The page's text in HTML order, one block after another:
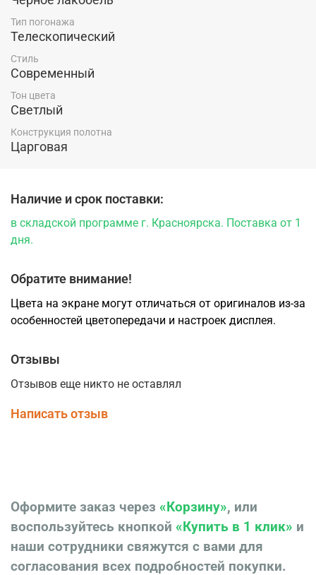
компании "Ярдеко".
Тип погонажа
Телескопический
Стиль
Современный
Тон цвета
Светлый
Конструкция полотна
Царговая
Наличие и срок поставки:
в складской программе г. Красноярска. Поставка от 1
дня.
Обратите внимание!
Цвета на экране могут отличаться от оригиналов из-за
особенностей цветопередачи и настроек дисплея.
Отзывы
Отзывов еще никто не оставлял
Написать отзыв
Оформите заказ через «Корзину», или
воспользуйтесь кнопкой «Купить в 1 клик» и
наши сотрудники свяжутся с вами для
согласования всех подробностей покупки.